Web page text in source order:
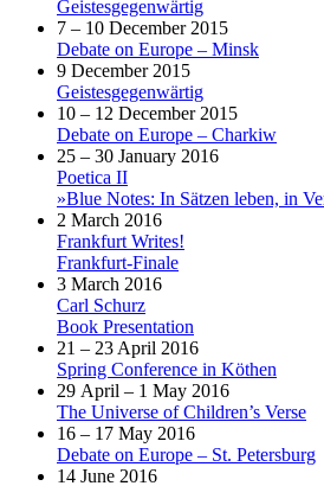
Geistesgegenwärtig
7 – 10 December 2015
Debate on Europe – Minsk
9 December 2015
Geistesgegenwärtig
10 – 12 December 2015
Debate on Europe – Charkiw
25 – 30 January 2016
Poetica II
»Blue Notes: In Sätzen leben, in
2 March 2016
Frankfurt Writes!
Frankfurt-Finale
3 March 2016
Carl Schurz
Book Presentation
21 – 23 April 2016
Spring Conference in Köthen
29 April – 1 May 2016
The Universe of Children’s Verse
16 – 17 May 2016
Debate on Europe – St. Petersburg
14 June 2016